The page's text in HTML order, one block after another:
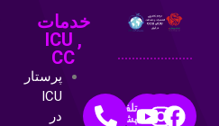
تلفن
پشتیبانی:
خدمات
ICU ,
CC
پرستار
ICU
در